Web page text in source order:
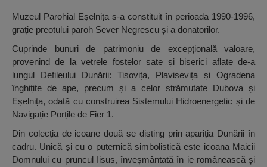
Muzeul Parohial Eșelnița s-a constituit în perioada 1990-1996,
grație preotului paroh Sever Negrescu și a donatorilor.
Cuprinde bunuri de patrimoniu de excepțională valoare,
provenind de la vetrele fostelor sate și biserici aflate de-a
lungul Defileului Dunării: Tisovița, Plavisevița și Ogradena
înghițite de ape, precum și a celor strămutate Dubova și
Eșelnița, odată cu construirea Sistemului Hidroenergetic și de
Navigație Porțile de Fier 1.
Din colecția de icoane două se disting prin apariția Dunării în
cadru. Unică și cu o puternică simbolistică este icoana Maicii
Domnului cu pruncul Iisus, înveșmântată în ie românească și